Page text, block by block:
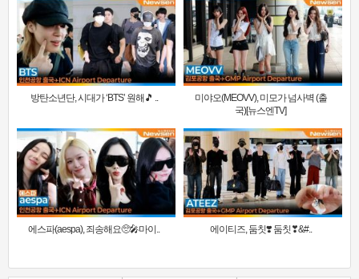
방탄소년단, 시대가 ‘BTS’ 원해🎵 ..
미야오(MEOVV), 미모가 넘사벽 (출
국)[뉴스엔TV]
에스파(aespa), 죄송해요🥺🎤마이.. 에이티즈, 둠칫❣️ 둠칫❣&#..